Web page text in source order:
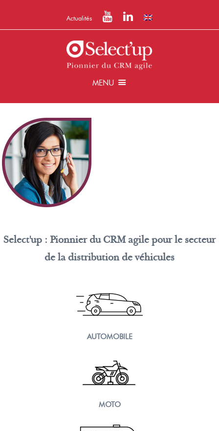
Actualités
MENU
Select'up : Pionnier du CRM agile pour le secteur
de la distribution de véhicules
AUTOMOBILE
MOTO